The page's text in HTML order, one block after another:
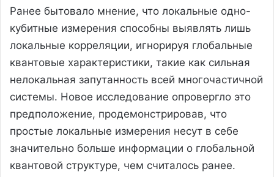
Ранее бытовало мнение, что локальные одно-
кубитные измерения способны выявлять лишь
локальные корреляции, игнорируя глобальные
квантовые характеристики, такие как сильная
нелокальная запутанность всей многочастичной
системы. Новое исследование опровергло это
предположение, продемонстрировав, что
простые локальные измерения несут в себе
значительно больше информации о глобальной
квантовой структуре, чем считалось ранее.